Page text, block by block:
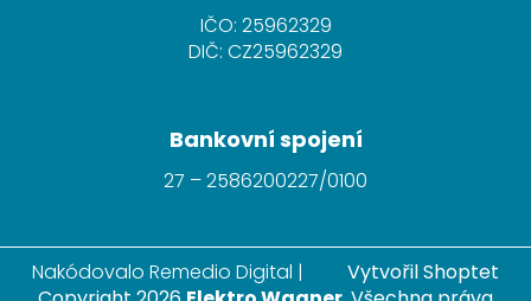
IČO: 25962329
DIČ: CZ25962329
Bankovní spojení
27 – 2586200227/0100
NakódovaloRemedio Digital |
Vytvořil Shoptet